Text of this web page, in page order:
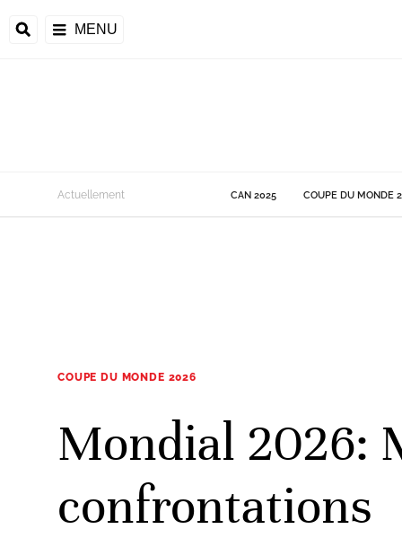
MENU
de la CAF
Actuellement CAN 2025 COUPE DU MONDE
COUPE DU MONDE 2026
Mondial 2026:
confrontations